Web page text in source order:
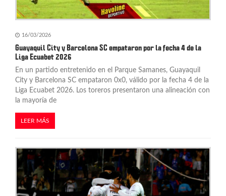
16/03/2026
Guayaquil City y Barcelona SC empataron por la fecha 4 de la
Liga Ecuabet 2026
En un partido entretenido en el Parque Samanes, Guayaquil
City y Barcelona SC empataron 0x0, válido por la fecha 4 de la
Liga Ecuabet 2026. Los toreros presentaron una alineación con
la mayoría de
LEER MÁS